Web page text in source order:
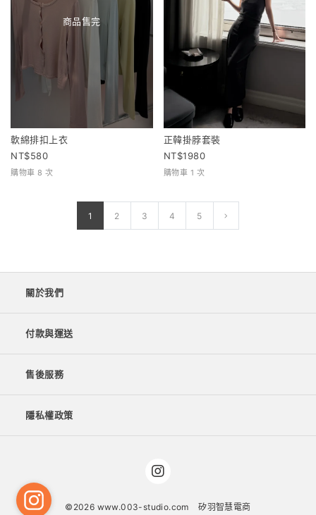
商品售完
軟綿排扣上衣
580
購物車 8 次
正韓掛脖套裝
1980
購物車 1 次
1 2 3 4 5
關於我們
付款與運送
售後服務
隱私權政策
©2026 www.003-studio.com 矽羽智慧電商